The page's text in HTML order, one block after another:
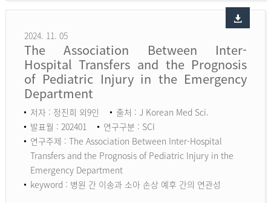
2024. 11. 05
The Association Between Inter-
Hospital Transfers and the Prognosis
of Pediatric Injury in the Emergency
Department
저자 : 정진희 외9인
출처 : J Korean Med Sci.
발표월 : 202401
연구구분 : SCI
연구주제 : The Association Between Inter-Hospital
Transfers and the Prognosis of Pediatric Injury in the
Emergency Department
keyword : 병원 간 이송과 소아 손상 예후 간의 연관성